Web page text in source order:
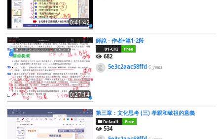
0:41:42
0:27:14
師說 - 作者+第1-2段
01-CHI Free
682
5e3c2aac58ffd6 years
第三章：文化思考 (三) 孝親和敬祖的意義
Default Free
534